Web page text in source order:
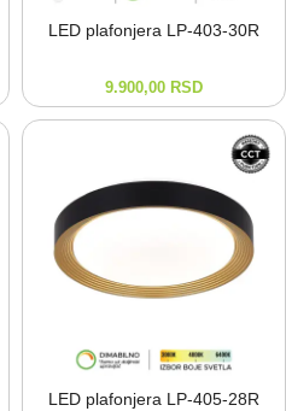
LED plafonjera LP-⁠403-⁠30R
9.900,00 RSD
LED plafonjera LP-⁠405-⁠28R